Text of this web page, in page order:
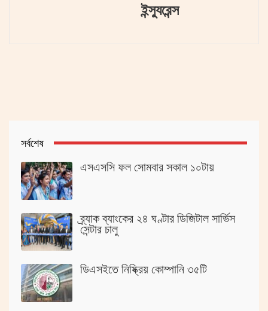
ইন্স্যুরেন্স
সর্বশেষ
এসএসসি ফল সোমবার সকাল ১০টায়
ব্র্যাক ব্যাংকের ২৪ ঘণ্টার ডিজিটাল সার্ভিস
সেন্টার চালু
ডিএসইতে নিষ্ক্রিয় কোম্পানি ৩৫টি